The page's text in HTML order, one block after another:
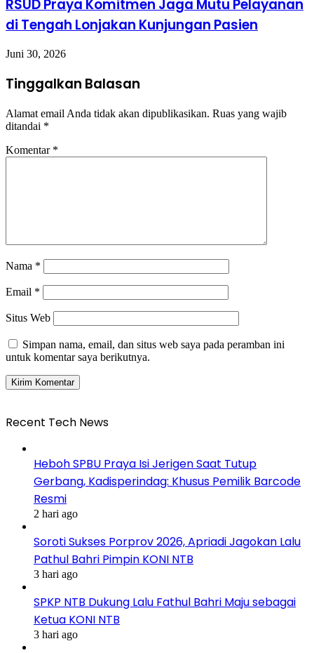
RSUD Praya Komitmen Jaga Mutu Pelayanan
di Tengah Lonjakan Kunjungan Pasien
Juni 30, 2026
Tinggalkan Balasan
Alamat email Anda tidak akan dipublikasikan. Ruas yang wajib
ditandai *
Komentar *
Nama *
Email *
Situs Web
Simpan nama, email, dan situs web saya pada peramban ini
untuk komentar saya berikutnya.
Recent Tech News
Heboh SPBU Praya Isi Jerigen Saat Tutup
Gerbang, Kadisperindag: Khusus Pemilik Barcode
Resmi
2 hari ago
Soroti Sukses Porprov 2026, Apriadi Jagokan Lalu
Pathul Bahri Pimpin KONI NTB
3 hari ago
SPKP NTB Dukung Lalu Fathul Bahri Maju sebagai
Ketua KONI NTB
3 hari ago